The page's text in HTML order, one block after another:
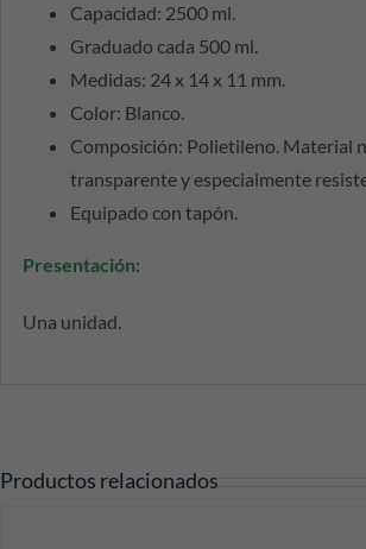
Capacidad: 2500 ml.
Graduado cada 500 ml.
Medidas: 24 x 14 x 11 mm.
Color: Blanco.
Composición: Polietileno. Material
transparente y especialmente
Equipado con tapón.
Presentación:
Una unidad.
Productos relacionados